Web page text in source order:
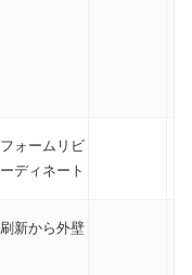
ォームリビ
ディネート
新から外壁